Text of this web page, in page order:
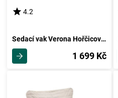
4.2
Sedací vak Verona Hořčicová Žlutá
1 699 Kč